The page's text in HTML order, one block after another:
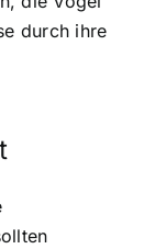
durch ihre